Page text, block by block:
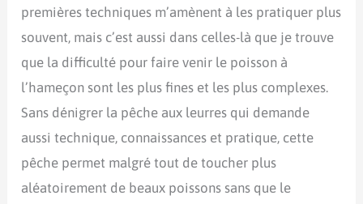
premières techniques m’amènent à les pratiquer plus
souvent, mais c’est aussi dans celles-là que je trouve
que la difficulté pour faire venir le poisson à
l’hameçon sont les plus fines et les plus complexes.
Sans dénigrer la pêche aux leurres qui demande
aussi technique, connaissances et pratique, cette
pêche permet malgré tout de toucher plus
aléatoirement de beaux poissons sans que le